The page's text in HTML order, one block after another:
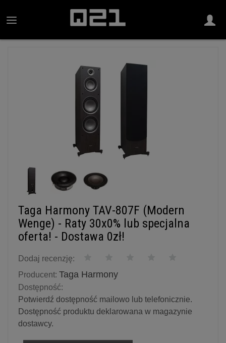
Taga Harmony TAV-807F (Modern
Wenge) - Raty 30x0% lub specjalna
oferta! - Dostawa 0zł!
Dodaj recenzję:
Producent: Taga Harmony
Dostępność:
Potwierdź dostępność mailowo lub telefonicznie.
Dostępność produktu deklarowana w magazynie
dostawcy.